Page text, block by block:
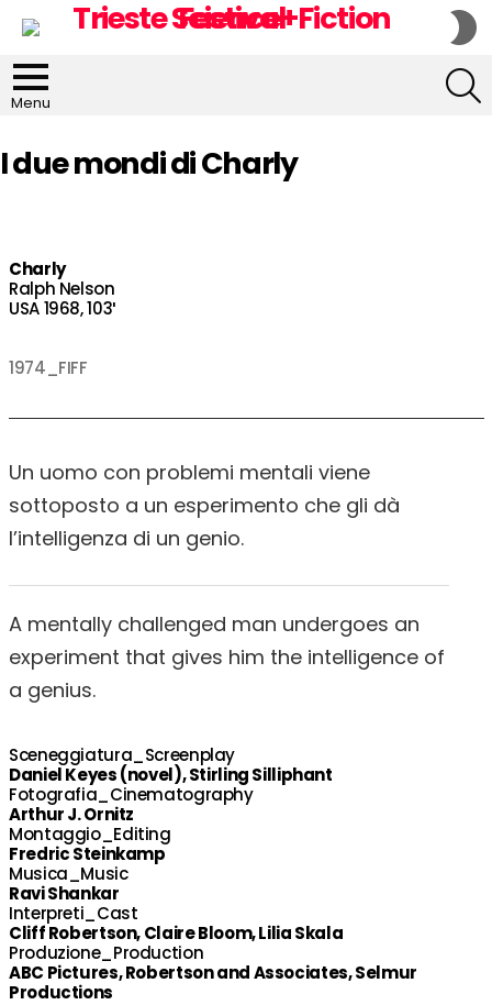
Menu
I due mondi di Charly
Charly
Ralph Nelson
USA 1968, 103′
1974_FIFF
Un uomo con problemi mentali viene
sottoposto a un esperimento che gli dà
l’intelligenza di un genio.
A mentally challenged man undergoes an
experiment that gives him the intelligence of
a genius.
Sceneggiatura_Screenplay
Daniel Keyes (novel), Stirling Silliphant
Fotografia_Cinematography
Arthur J. Ornitz
Montaggio_Editing
Fredric Steinkamp
Musica_Music
Ravi Shankar
Interpreti_Cast
Cliff Robertson, Claire Bloom, Lilia Skala
Produzione_Production
ABC Pictures, Robertson and Associates, Selmur
Productions